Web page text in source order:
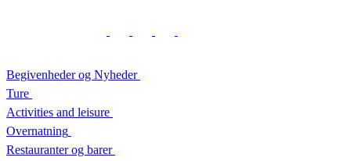
Begivenheder og Nyheder
Ture
Activities and leisure
Overnatning
Restauranter og barer